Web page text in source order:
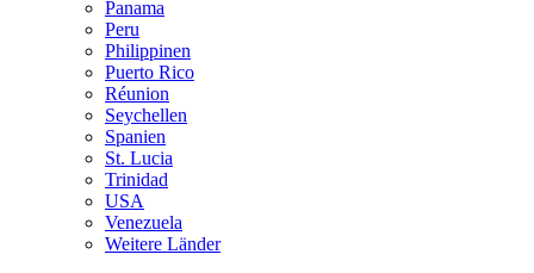
Panama
Peru
Philippinen
Puerto Rico
Réunion
Seychellen
Spanien
St. Lucia
Trinidad
USA
Venezuela
Weitere Länder